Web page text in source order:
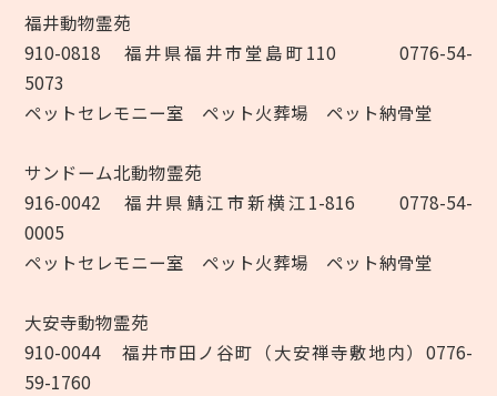
福井動物霊苑
910-0818 福井県福井市堂島町110 0776-54-
5073
ペットセレモニー室 ペット火葬場 ペット納骨堂
サンドーム北動物霊苑
916-0042 福井県鯖江市新横江1-816 0778-54-
0005
ペットセレモニー室 ペット火葬場 ペット納骨堂
大安寺動物霊苑
910-0044 福井市田ノ谷町（大安禅寺敷地内）0776-
59-1760